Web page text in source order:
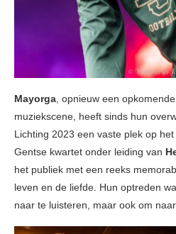
Mayorga, opnieuw een
muziekscene, heeft sinds hun
Lichting 2023 een vaste plek op
Gentse kwartet onder leiding van
het publiek met een reeks
leven en de liefde. Hun optreden
naar te luisteren, maar ook om